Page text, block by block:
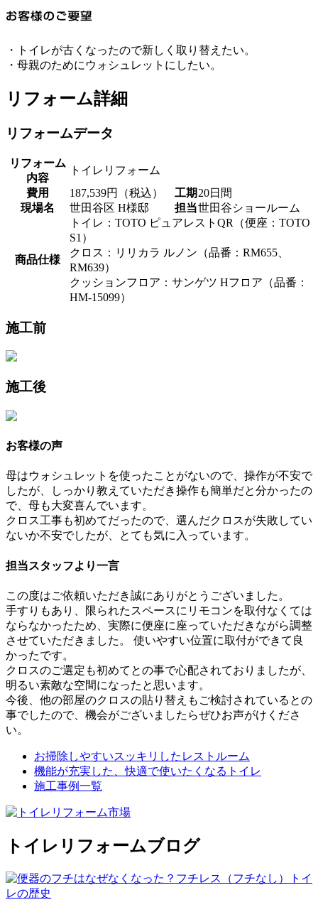
・トイレが古くなったので新しく取り替えたい。
・母親のためにウォシュレットにしたい。
リフォーム詳細
リフォームデータ
リフォーム
内容
トイレリフォーム
費用
187,539円（税込） 工期 20日間
現場名
世田谷区 H様邸 担当世田谷ショールーム
商品仕様
トイレ：TOTO ピュアレストQR（便座：TOTO
S1）
クロス：リリカラ ルノン（品番：RM655、
RM639）
クッションフロア：サンゲツ Hフロア（品番：
HM-15099）
施工前
施工後
お客様の声
母はウォシュレットを使ったことがないので、操作が不安で
したが、しっかり教えていただき操作も簡単だと分かったの
で、母も大変喜んでいます。
クロス工事も初めてだったので、選んだクロスが失敗してい
ないか不安でしたが、とても気に入っています。
担当スタッフより一言
この度はご依頼いただき誠にありがとうございました。
手すりもあり、限られたスペースにリモコンを取付なくては
ならなかったため、実際に便座に座っていただきながら調整
させていただきました。 使いやすい位置に取付ができて良
かったです。
クロスのご選定も初めてとの事で心配されておりましたが、
明るい素敵な空間になったと思います。
今後、他の部屋のクロスの貼り替えもご検討されているとの
事でしたので、機会がございましたらぜひお声がけくださ
い。
お掃除しやすいスッキリしたレストルーム
機能が充実した、快適で使いたくなるトイレ
施工事例一覧
トイレリフォームブログ